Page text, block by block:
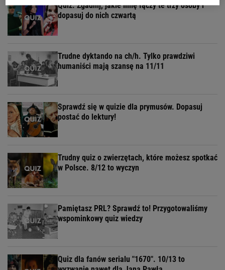
Quiz. Zgadnij, jakie imię łączy te trzy osoby i
dopasuj do nich czwartą
Trudne dyktando na ch/h. Tylko prawdziwi
humaniści mają szansę na 11/11
Sprawdź się w quizie dla prymusów. Dopasuj
postać do lektury!
Trudny quiz o zwierzętach, które możesz spotkać
w Polsce. 8/12 to wyczyn
Pamiętasz PRL? Sprawdź to! Przygotowaliśmy
wspominkowy quiz wiedzy
Quiz dla fanów serialu "1670". 10/13 to